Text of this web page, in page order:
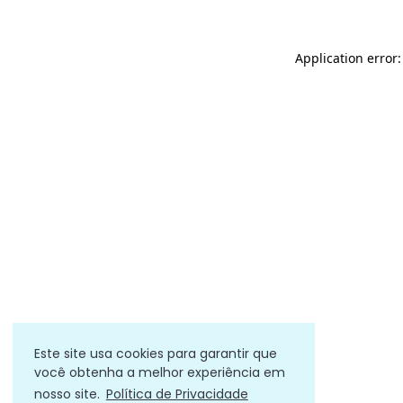
Este site usa cookies para garantir que
você obtenha a melhor experiência em
nosso site. Política de Privacidade
Application